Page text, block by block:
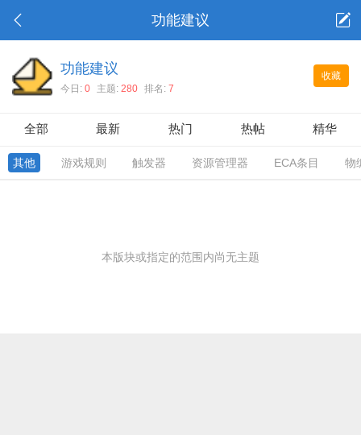
功能建议
收藏
功能建议
今日: 0 主题: 280 排名: 7
全部 最新 热门 热帖 精华
其他 游戏规则 触发器 资源管理器 ECA条目 物
本版块或指定的范围内尚无主题